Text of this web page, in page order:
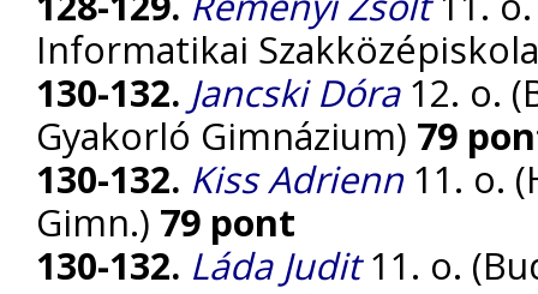
Informatikai
130-132. Jancski Dóra12. o.
Gyakorló Gimnázium) 79
130-132. Kiss Adrienn11. o.
Gimn.) 79 pont
130-132. Láda Judit11. o.